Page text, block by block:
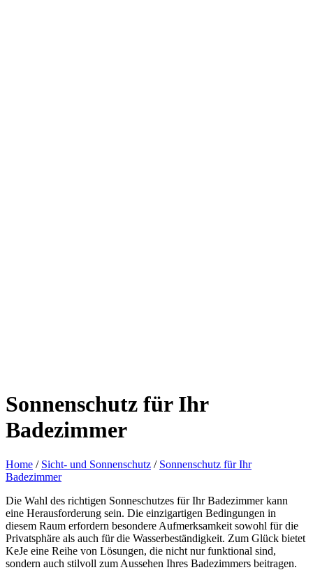
Sonnenschutz für Ihr
Badezimmer
Home / Sicht- und Sonnenschutz / Sonnenschutz für Ihr
Badezimmer
Die Wahl des richtigen Sonneschutzes für Ihr Badezimmer kann
eine Herausforderung sein. Die einzigartigen Bedingungen in
diesem Raum erfordern besondere Aufmerksamkeit sowohl für die
Privatsphäre als auch für die Wasserbeständigkeit. Zum Glück bietet
KeJe eine Reihe von Lösungen, die nicht nur funktional sind,
sondern auch stilvoll zum Aussehen Ihres Badezimmers beitragen.